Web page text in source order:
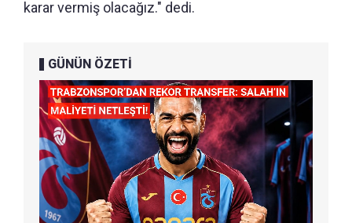
karar vermiş olacağız." dedi.
GÜNÜN ÖZETİ